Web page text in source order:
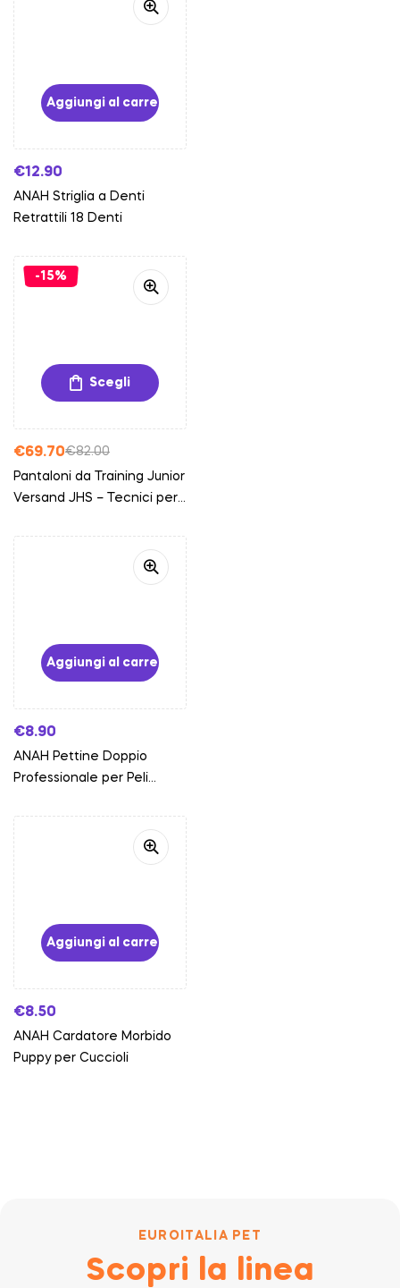
Aggiungi al carrello
€12.90
ANAH Striglia a Denti
Retrattili 18 Denti
-15%
Scegli
€82.00
€69.70
Pantaloni da Training Junior
Versand JHS – Tecnici per
Multitasche e Anti-
Abrosione (Beige)
Aggiungi al carrello
€8.90
ANAH Pettine Doppio
Professionale per Peli
Aggiungi al carrello
€8.50
ANAH Cardatore Morbido
Puppy per Cuccioli
EUROITALIA PET
Scopri la linea